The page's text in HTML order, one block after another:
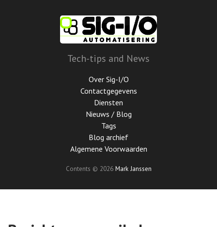
Tech-tips and News
Over Sig-I/O
Contactgegevens
Diensten
Nieuws / Blog
Tags
Blog archief
Algemene Voorwaarden
Contents © 2026 Mark Janssen